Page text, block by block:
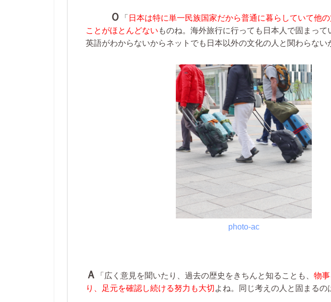
Ｏ 「 日本は特に単一民族国家だから普通に暮らしていて他
ことがほとんどない ものね。海外旅行に行っても日本人で固まって
英語がわからないからネットでも日本以外の文化の人と関わらない
photo-ac
Ａ 「広く意見を聞いたり、過去の歴史をきちんと知ることも、 物
り、足元を確認し続ける努力も大切よね。同じ考えの人と固まるの